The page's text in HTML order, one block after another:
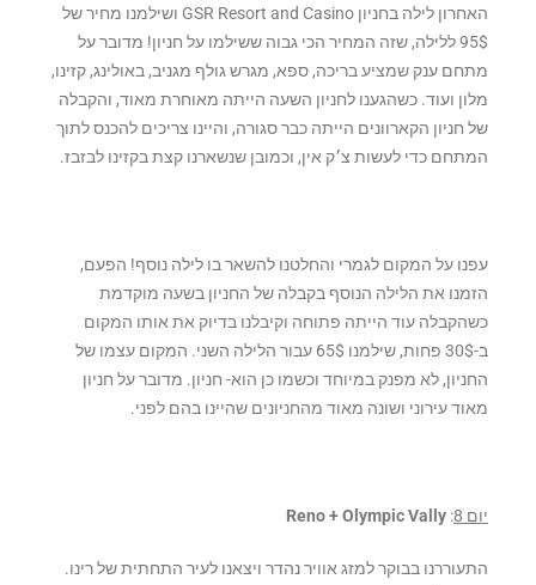
האחרון לילה בחניון GSR Resort and Casino ושילמנו מחיר של
95$ ללילה, שזה המחיר הכי גבוה ששילמו על חניון! מדובר על
מתחם ענק שמציע בריכה, ספא, מגרש גולף מגניב, באולינג, קזינו,
מלון ועוד. כשהגענו לחניון השעה הייתה מאוחרת מאוד, והקבלה
של חניון הקארוונים הייתה כבר סגורה, והיינו צריכים להכנס לתוך
המתחם כדי לעשות צ׳ק אין, וכמובן שנשארנו קצת בקזינו לבזבז.
עפנו על המקום לגמרי והחלטנו להשאר בו לילה נוסף! הפעם,
הזמנו את הלילה הנוסף בקבלה של החניון בשעה מוקדמת
כשהקבלה עוד הייתה פתוחה וקיבלנו בדיוק את אותו המקום
ב-30$ פחות, שילמנו 65$ עבור הלילה השני. המקום עצמו של
החניון, לא מפנק במיוחד וכשמו כן הוא- חניון. מדובר על חניון
מאוד עירוני ושונה מאוד מהחניונים שהיינו בהם לפני.
יום 8 :
Reno + Olympic Vally
התעוררנו בבוקר למזג אוויר נהדר ויצאנו לעיר התחתית של רינו.